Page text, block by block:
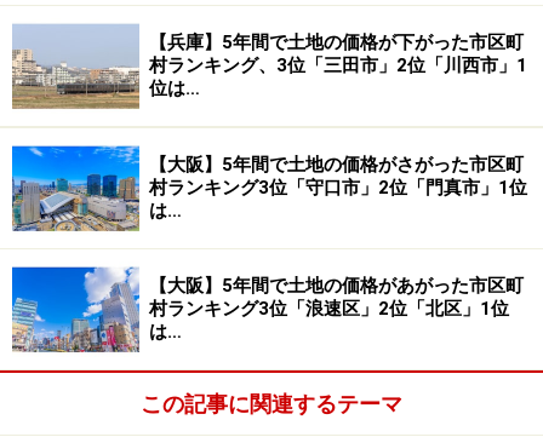
入院
柏
原
市
な
し
通
院・
入院
な
し
入院 4歳まで入院、通院ともに助
兵
庫
神
戸
あ
り
通
院・
あ
り
通
0歳は所得制限なし。一部負担
大阪府では、堺市、柏原市、門真市、摂津市が、京都府
では、京都市、長岡京市などが所得制限を設けていませ
れば、受けられない自治体もあります。また、補助の範
【兵庫】5年間で土地の価格が下がった市区町
村ランキング、3位「三田市」2位「川西市」1
位は…
【大阪】5年間で土地の価格がさがった市区町
村ランキング3位「守口市」2位「門真市」1位
は…
【大阪】5年間で土地の価格があがった市区町
村ランキング3位「浪速区」2位「北区」1位
は…
この記事に関連するテーマ